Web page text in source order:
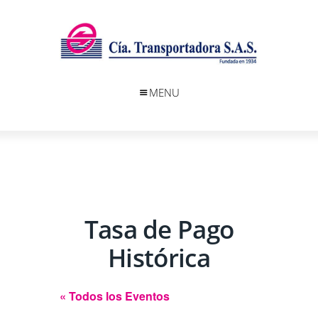
MENU
Tasa de Pago
Histórica
« Todos los Eventos